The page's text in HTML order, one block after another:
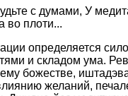
с думами, У
во плоти...
определяется
и складом ума.
божестве,
желаний,